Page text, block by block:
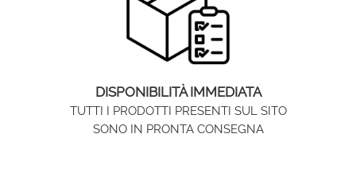
DISPONIBILITÀ IMMEDIATA
TUTTI I PRODOTTI PRESENTI SUL SITO
SONO IN PRONTA CONSEGNA